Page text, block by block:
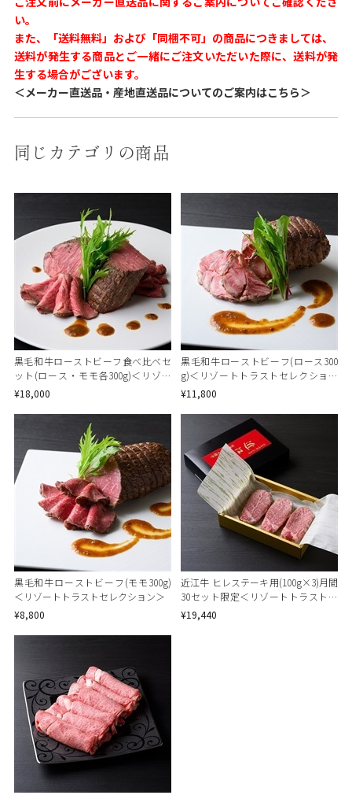
い。
また、「送料無料」および「同梱不可」の商品につきましては、
送料が発生する商品とご一緒にご注文いただいた際に、送料が発
生する場合がございます。
＜メーカー直送品・産地直送品についてのご案内はこちら＞
同じカテゴリの商品
黒毛和牛ローストビーフ食べ比べセ
ット(ロース・モモ各300g)＜リゾー
トトラストセレクション＞
¥18,000
黒毛和牛ローストビーフ(ロース300
g)＜リゾートトラストセレクション
＞
¥11,800
黒毛和牛ローストビーフ(モモ300g)
＜リゾートトラストセレクション＞
¥8,800
近江牛 ヒレステーキ用(100g×3)月間
30セット限定＜リゾートトラストセ
レクション＞[地域の銘品：滋賀]
¥19,440